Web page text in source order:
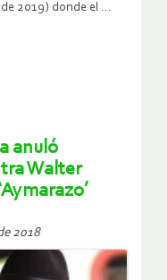
2019) donde el ...
anuló
Walter
2018